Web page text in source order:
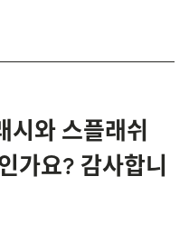
시와 스플래쉬
가요? 감사합니